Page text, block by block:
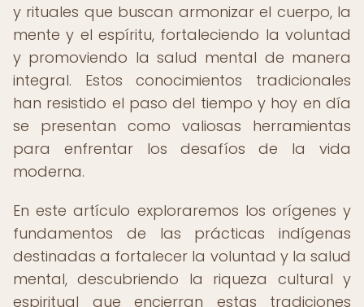
y rituales que buscan armonizar el cuerpo, la
mente y el espíritu, fortaleciendo la voluntad
y promoviendo la salud mental de manera
integral. Estos conocimientos tradicionales
han resistido el paso del tiempo y hoy en día
se presentan como valiosas herramientas
para enfrentar los desafíos de la vida
moderna.
En este artículo exploraremos los orígenes y
fundamentos de las prácticas indígenas
destinadas a fortalecer la voluntad y la salud
mental, descubriendo la riqueza cultural y
espiritual que encierran estas tradiciones